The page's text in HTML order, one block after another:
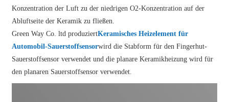
Konzentration der Luft zu der niedrigen O2-Konzentration auf der
Abluftseite der Keramik zu fließen.
Green Way Co. ltd produziertKeramisches Heizelement für
Automobil-Sauerstoffsensorwird die Stabform für den Fingerhut-
Sauerstoffsensor verwendet und die planare Keramikheizung wird für
den planaren Sauerstoffsensor verwendet.